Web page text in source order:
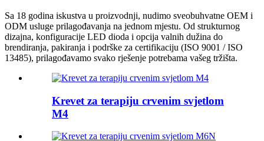
Sa 18 godina iskustva u proizvodnji, nudimo sveobuhvatne OEM i
ODM usluge prilagođavanja na jednom mjestu. Od strukturnog
dizajna, konfiguracije LED dioda i opcija valnih dužina do
brendiranja, pakiranja i podrške za certifikaciju (ISO 9001 / ISO
13485), prilagođavamo svako rješenje potrebama vašeg tržišta.
Krevet za terapiju crvenim svjetlom
M4